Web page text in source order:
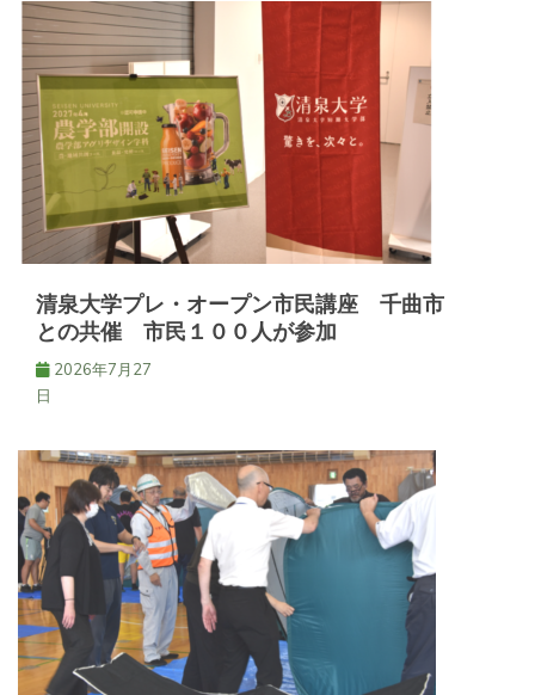
清泉大学プレ・オープン市民講座 千曲市
との共催 市民１００人が参加
2026年7月27
日